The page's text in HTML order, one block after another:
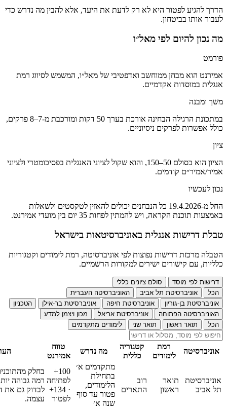
הדרך להגיע לפטור היא לא רק לדעת את היעד, אלא להבין מה נדרש כדי
לעבור אותו בביטחון.
מה נכון להיום לפי מאל״ו
פורמט
אמירנט הוא מבחן ממוחשב ואדפטיבי של מאל״ו, המשמש לסיווג רמת
אנגלית במוסדות אקדמיים.
משך ומבנה
במתכונת הרגילה הבחינה אורכת בערך 50 דקות ומורכבת מ-7–8 פרקים,
כולל אפשרות לפרקים ניסיוניים.
ציון
הציון הוא בסולם 50–150, והוא שקול לציוני האנגלית בפסיכומטרי ולציוני
אמיר/אמיר״ם קודמים.
נכון לעכשיו
החל מ-19.4.2026 כל הנבחנים יכולים להאזין לטקסטים ולשאלות
באמצעות תוכנת הקראה, ויש להמתין לפחות 35 יום בין מועדי אמירנט.
טבלת דרישות אנגלית באוניברסיטאות בישראל
הטבלה מרכזת דרישות נפוצות לפי אוניברסיטה, רמת לימודים וקטגוריות
כלליות, עם קישורים ישירים למקורות הרשמיים.
דרישות לפי מוסד
סולם ציונים כללי
הכל
אוניברסיטת תל אביב
האוניברסיטה העברית
אוניברסיטת בן-גוריון
אוניברסיטת חיפה אוניברסיטת בר-אילן
הטכניון
האוניברסיטה הפתוחה
אוניברסיטת אריאל
מכון ויצמן למדע
הכל
תואר ראשון תואר שני לימודים מתקדמים
אוניברסיטה
רמת
לימודים
קטגוריה
כללית
מה נדרש
טווח
אמירנט
אוניברסיטת
תל אביב
תואר
ראשון
רוב
התארים
מתקדמים א׳
בתחילת
הלימודים,
פטור עד סוף
שנה א׳
100+
לפתיחה
· 134+
לפטור
בחלק
רמה גבוהה
לבדוק גם את
עצמה.